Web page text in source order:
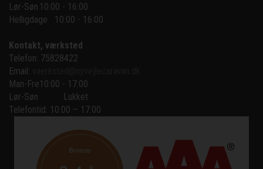
Lør-Søn 10:00 - 16:00
Helligdage   10:00 - 16:00
Kontakt, værksted
Telefon: 75828422
Email:
Man-Fre10:00 - 17:00
Lør-Søn
Lukket
Telefontid: 10:00 – 17:00